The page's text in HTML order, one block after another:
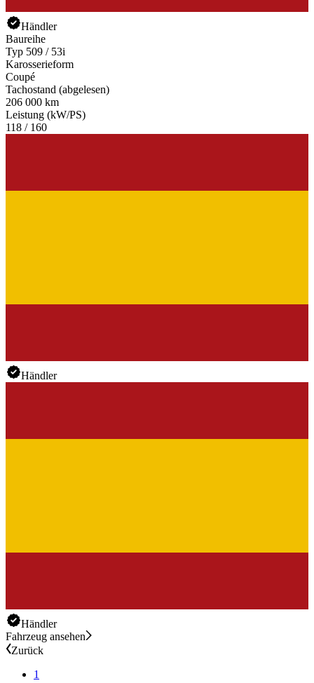
Händler
Baureihe
Typ 509 / 53i
Karosserieform
Coupé
Tachostand (abgelesen)
206 000 km
Leistung (kW/PS)
118 / 160
Händler
Händler
Fahrzeug ansehen
Zurück
1